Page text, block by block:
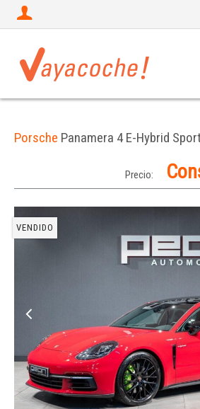
Porsche Panamera 4 E-Hybrid
Precio:
VENDIDO